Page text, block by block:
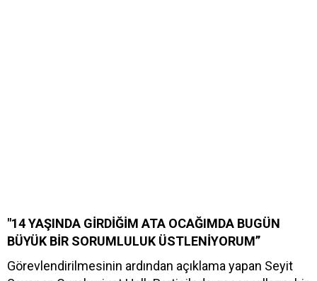
"14 YAŞINDA GİRDİĞİM ATA OCAĞIMDA BUGÜN
BÜYÜK BİR SORUMLULUK ÜSTLENİYORUM”
Görevlendirilmesinin ardından açıklama yapan Seyit